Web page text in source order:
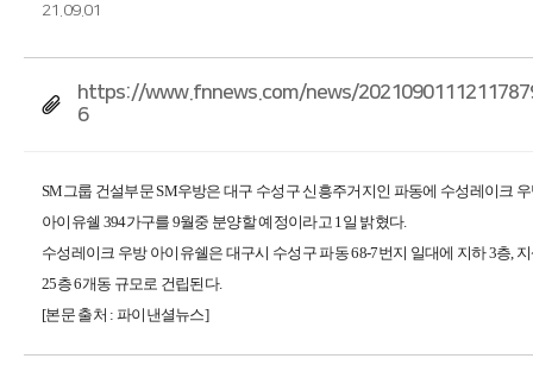
21.09.01
https://www.fnnews.com/news/
6
SM그룹 건설부문 SM우방은 대구 수성구 신흥주거지인 파동에 수성레이크
아이유쉘 394가구를 9월중 분양할 예정이라고 1일 밝혔다.
수성레이크 우방 아이유쉘은 대구시 수성구 파동 68-7번지 일대에 지하 3층,
25층 6개동 규모로 건립된다.
[본문 출처 : 파이낸셜뉴스]